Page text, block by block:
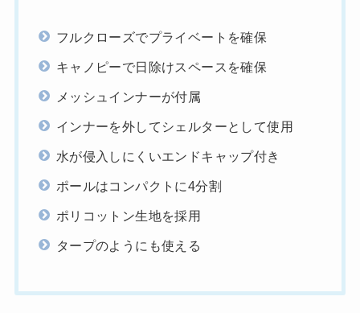
フルクローズでプライベートを確保
キャノピーで日除けスペースを確保
メッシュインナーが付属
インナーを外してシェルターとして使用
水が侵入しにくいエンドキャップ付き
ポールはコンパクトに4分割
ポリコットン生地を採用
タープのようにも使える